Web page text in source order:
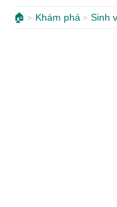
🏠 Khám phá Sinh